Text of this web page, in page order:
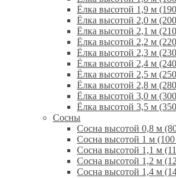
Ёлка высотой 1,9 м
Ёлка высотой 2,0 м
Ёлка высотой 2,1 м
Ёлка высотой 2,2 м
Ёлка высотой 2,3 м
Ёлка высотой 2,4 м
Ёлка высотой 2,5 м
Ёлка высотой 2,8 м
Ёлка высотой 3,0 м
Ёлка высотой 3,5 м
Сосны
Сосна высотой 0,8 м
Сосна высотой 1 м
Сосна высотой 1,1 м
Сосна высотой 1,2 м
Сосна высотой 1,4 м